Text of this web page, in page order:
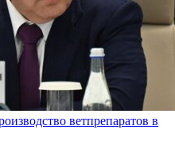
ветпрепаратов в